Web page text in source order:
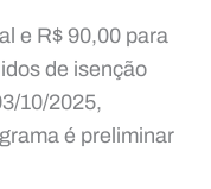
e R$ 90,00 para
de isenção
10/2025,
é preliminar